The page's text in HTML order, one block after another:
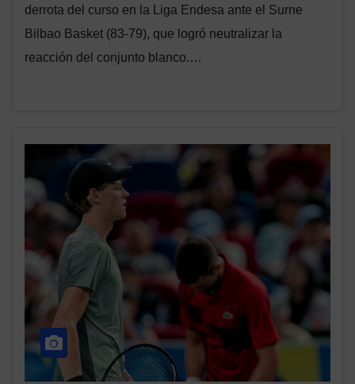
derrota del curso en la Liga Endesa ante el Surne
Bilbao Basket (83-79), que logró neutralizar la
reacción del conjunto blanco.…